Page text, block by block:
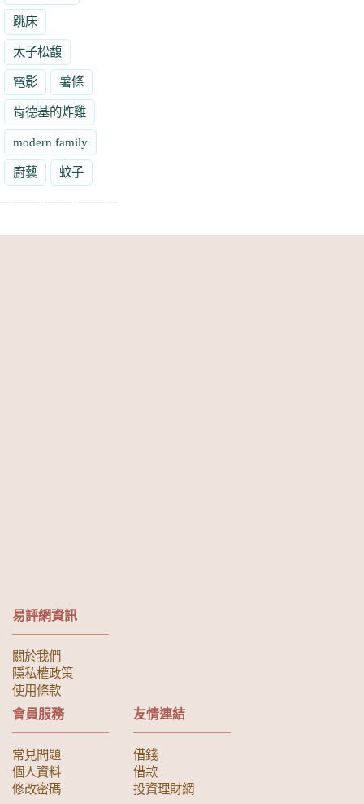
跳床
太子松馥
電影 薯條
肯德基的炸雞
modern family
廚藝 蚊子
易評網資訊
關於我們
隱私權政策
使用條款
會員服務
常見問題
個人資料
修改密碼
友情連結
借錢
借款
投資理財網